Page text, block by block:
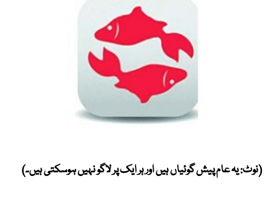
(نوٹ: یہ عام پیش گوئیاں ہیں اور ہر ایک پر لاگو نہیں ہوسکتی ہیں۔)